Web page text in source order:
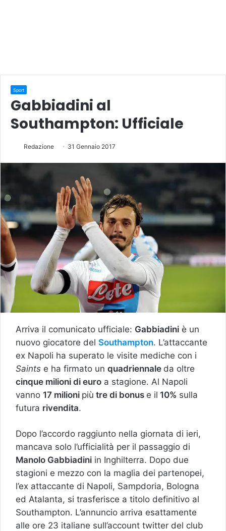
Sport
Gabbiadini al
Southampton: Ufficiale
Redazione 31 Gennaio 2017
Arriva il comunicato ufficiale: Gabbiadini è un
nuovo giocatore del Southampton. L’attaccante
ex Napoli ha superato le visite mediche con i
Saints e ha firmato un quadriennale da oltre
cinque milioni di euro a stagione. Al Napoli
vanno 17 milioni più tre di bonus e il 10% sulla
futura rivendita.
Dopo l’accordo raggiunto nella giornata di ieri,
mancava solo l’ufficialità per il passaggio di
Manolo Gabbiadini in Inghilterra. Dopo due
stagioni e mezzo con la maglia dei partenopei,
l’ex attaccante di Napoli, Sampdoria, Bologna
ed Atalanta, si trasferisce a titolo definitivo al
Southampton. L’annuncio arriva esattamente
alle ore 23 italiane sull’account twitter del club